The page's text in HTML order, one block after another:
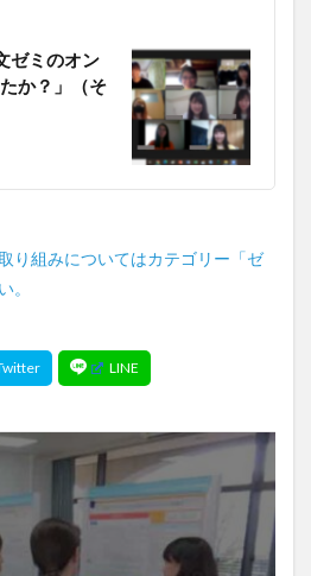
ゼミのオン
か？」（そ
り組みについてはカテゴリー「ゼ
。